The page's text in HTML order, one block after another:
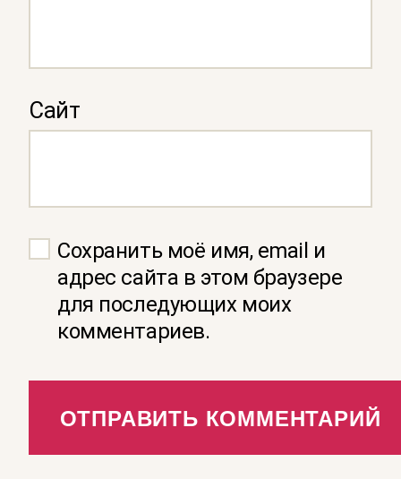
Сайт
Сохранить моё имя, email и
адрес сайта в этом браузере
для последующих моих
комментариев.